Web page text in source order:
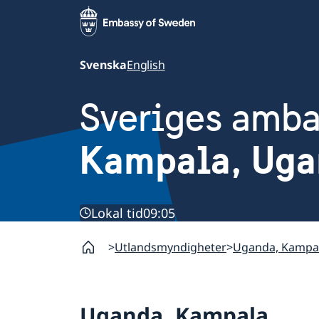
SvenskaEnglish
Sveriges
Kampala,
Lokal tid09:05
Utlandsmyndigheter Uganda,